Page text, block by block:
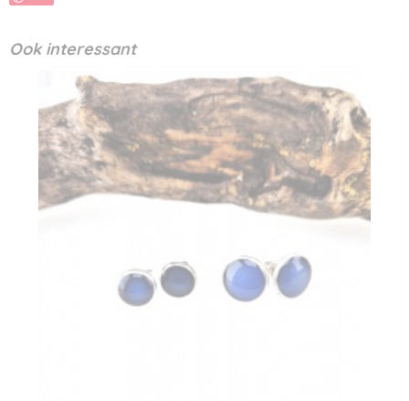
Ook interessant